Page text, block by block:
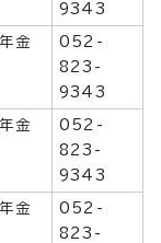
9343
金
052-
823-
9343
金
052-
823-
9343
金
052-
823-